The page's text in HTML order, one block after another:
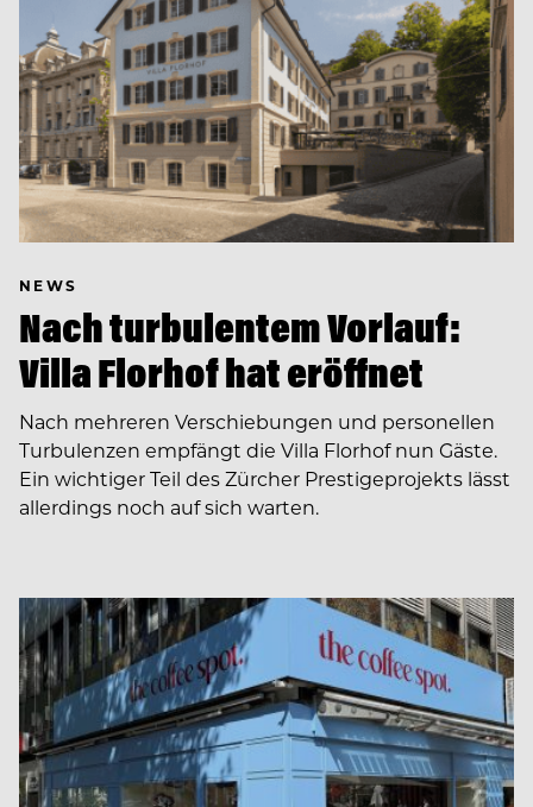
NEWS
Nach turbulentem Vorlauf:
Villa Florhof hat eröffnet
Nach mehreren Verschiebungen und personellen
Turbulenzen empfängt die Villa Florhof nun Gäste.
Ein wichtiger Teil des Zürcher Prestigeprojekts lässt
allerdings noch auf sich warten.